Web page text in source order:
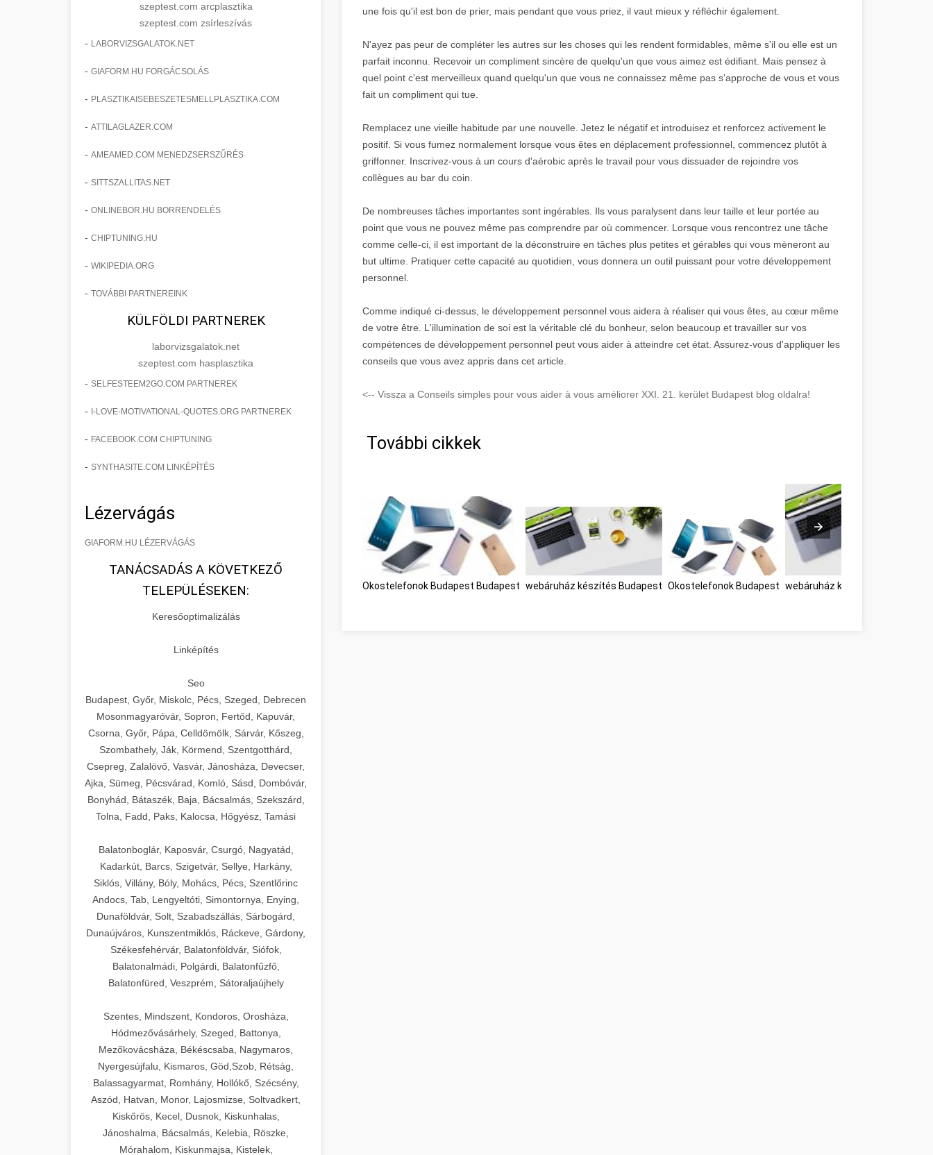
szeptest.com arcplasztika
szeptest.com zsírleszívás
- LABORVIZSGALATOK.NET
- GIAFORM.HU FORGÁCSOLÁS
- PLASZTIKAISEBESZETESMELLPLASZTIKA.COM
- ATTILAGLAZER.COM
- AMEAMED.COM MENEDZSERSZŰRÉS
- SITTSZALLITAS.NET
- ONLINEBOR.HU BORRENDELÉS
- CHIPTUNING.HU
- WIKIPEDIA.ORG
- TOVÁBBI PARTNEREINK
KÜLFÖLDI PARTNEREK
laborvizsgalatok.net
szeptest.com hasplasztika
- SELFESTEEM2GO.COM PARTNEREK
- I-LOVE-MOTIVATIONAL-QUOTES.ORG PARTNEREK
- FACEBOOK.COM CHIPTUNING
- SYNTHASITE.COM LINKÉPÍTÉS
Lézervágás
GIAFORM.HU LÉZERVÁGÁS
TANÁCSADÁS A KÖVETKEZŐ
TELEPÜLÉSEKEN:
Keresőoptimalizálás
Linképítés
Seo
Budapest, Győr, Miskolc, Pécs, Szeged, Debrecen
Mosonmagyaróvár, Sopron, Fertőd, Kapuvár,
Csorna, Győr, Pápa, Celldömölk, Sárvár, Kőszeg,
Szombathely, Ják, Körmend, Szentgotthárd,
Csepreg, Zalalövő, Vasvár, Jánosháza, Devecser,
Ajka, Sümeg, Pécsvárad, Komló, Sásd, Dombóvár,
Bonyhád, Bátaszék, Baja, Bácsalmás, Szekszárd,
Tolna, Fadd, Paks, Kalocsa, Hőgyész, Tamási
Balatonboglár, Kaposvár, Csurgó, Nagyatád,
Kadarkút, Barcs, Szigetvár, Sellye, Harkány,
Siklós, Villány, Bóly, Mohács, Pécs, Szentlőrinc
Andocs, Tab, Lengyeltóti, Simontornya, Enying,
Dunaföldvár, Solt, Szabadszállás, Sárbogárd,
Dunaújváros, Kunszentmiklós, Ráckeve, Gárdony,
Székesfehérvár, Balatonföldvár, Siófok,
Balatonalmádi, Polgárdi, Balatonfűzfő,
Balatonfüred, Veszprém, Sátoraljaújhely
Szentes, Mindszent, Kondoros, Orosháza,
Hódmezővásárhely, Szeged, Battonya,
Mezőkovácsháza, Békéscsaba, Nagymaros,
Nyergesújfalu, Kismaros, Göd,Szob, Rétság,
Balassagyarmat, Romhány, Hollókő, Szécsény,
Aszód, Hatvan, Monor, Lajosmizse, Soltvadkert,
Kiskőrös, Kecel, Dusnok, Kiskunhalas,
Jánoshalma, Bácsalmás, Kelebia, Röszke,
Mórahalom, Kiskunmajsa, Kistelek,
une fois qu'il est bon de prier, mais pendant que vous priez, il vaut mieux y réfléchir également.
N'ayez pas peur de compléter les autres sur les choses qui les rendent formidables, même s'il ou elle est un
parfait inconnu. Recevoir un compliment sincère de quelqu'un que vous aimez est édifiant. Mais pensez à
quel point c'est merveilleux quand quelqu'un que vous ne connaissez même pas s'approche de vous et vous
fait un compliment qui tue.
Remplacez une vieille habitude par une nouvelle. Jetez le négatif et introduisez et renforcez activement le
positif. Si vous fumez normalement lorsque vous êtes en déplacement professionnel, commencez plutôt à
griffonner. Inscrivez-vous à un cours d'aérobic après le travail pour vous dissuader de rejoindre vos
collègues au bar du coin.
De nombreuses tâches importantes sont ingérables. Ils vous paralysent dans leur taille et leur portée au
point que vous ne pouvez même pas comprendre par où commencer. Lorsque vous rencontrez une tâche
comme celle-ci, il est important de la déconstruire en tâches plus petites et gérables qui vous mèneront au
but ultime. Pratiquer cette capacité au quotidien, vous donnera un outil puissant pour votre développement
personnel.
Comme indiqué ci-dessus, le développement personnel vous aidera à réaliser qui vous êtes, au cœur même
de votre être. L'illumination de soi est la véritable clé du bonheur, selon beaucoup et travailler sur vos
compétences de développement personnel peut vous aider à atteindre cet état. Assurez-vous d'appliquer les
conseils que vous avez appris dans cet article.
<-- Vissza a Conseils simples pour vous aider à vous améliorer XXI. 21. kerület Budapest blog oldalra!
További cikkek
Okostelefonok Budapest Budapest webáruház készítés Budapest Okostelefonok Budapest webáruház készítés Budapest